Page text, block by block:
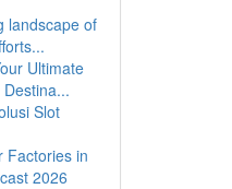
landscape of
Ultimate
Slot
Factories in
2026